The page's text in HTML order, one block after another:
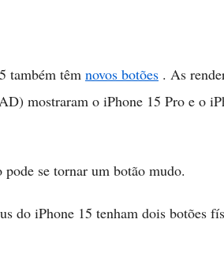
também têm novos botões . As
mostraram o iPhone 15 Pro e o
se tornar um botão mudo.
do iPhone 15 tenham dois botões